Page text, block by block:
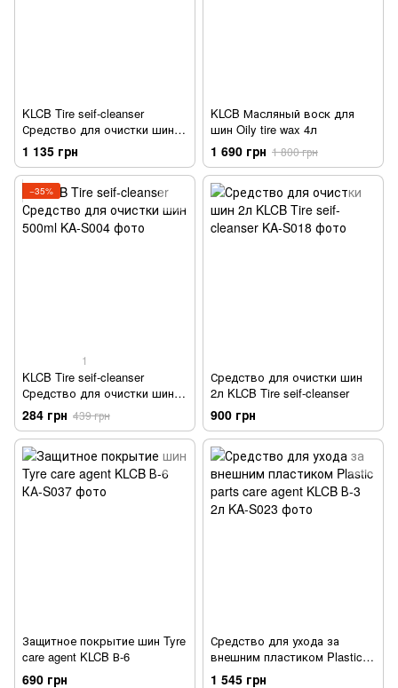
KLCB Tire seif-cleanser
Средство для очистки шин
1:5
1 135 грн
KLCB Масляный воск для
шин Oily tire wax 4л
1 690 грн 1 800 грн
−35%
1
KLCB Tire seif-cleanser
Средство для очистки шин
500ml
284 грн 439 грн
Средство для очистки шин
2л KLCB Tire seif-cleanser
900 грн
Защитное покрытие шин Tyre
care agent KLCB В-6
690 грн
Средство для ухода за
внешним пластиком Plastic
parts care agent KLCB В-3 2л
1 545 грн